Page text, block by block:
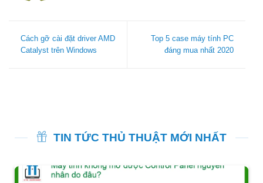
Cách gỡ cài đặt driver AMD
Catalyst trên Windows
Top 5 case máy tính PC
đáng mua nhất 2020
TIN TỨC THỦ THUẬT MỚI NHẤT